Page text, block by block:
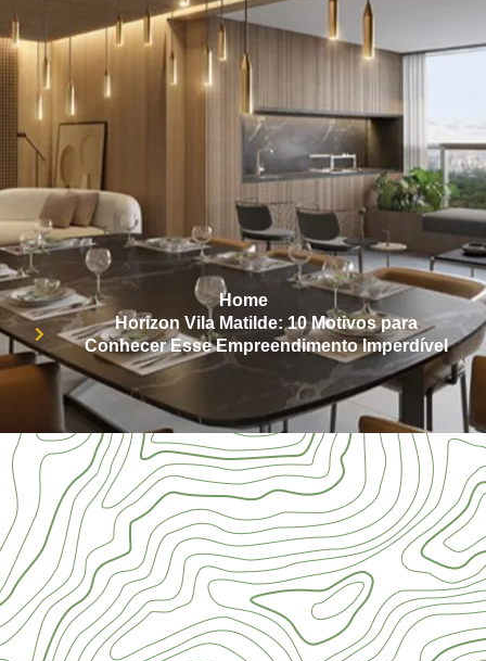
Home
Horizon Vila Matilde: 10 Motivos para
Conhecer Esse Empreendimento Imperdível